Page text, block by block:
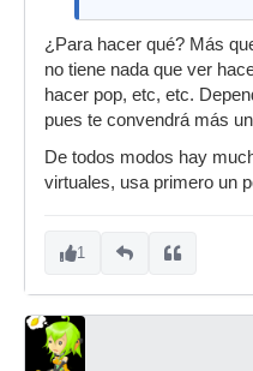
¿Para hacer qué? Más
no tiene nada que ver
hacer pop, etc, etc.
pues te convendrá más
De todos modos hay
virtuales, usa primero un
1